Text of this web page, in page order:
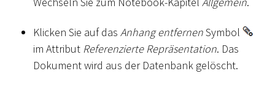
Klicken Sie auf das Anhang entfernenSymbol
im Attribut Referenzierte Repräsentation. Das
Dokument wird aus der Datenbank gelöscht.